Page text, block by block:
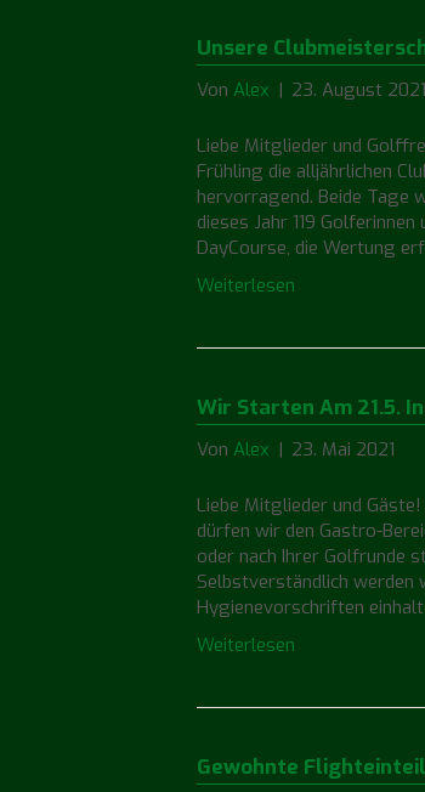
Unsere
Von Alex | 23. August 2021
Liebe Mitglieder und
Frühling die alljährlichen
hervorragend. Beide Tage
dieses Jahr 119
DayCourse, die Wertung
Weiterlesen
Wir Starten Am 21.5.
Von Alex | 23. Mai 2021
Liebe Mitglieder und
dürfen wir den Gastro-
oder nach Ihrer Golfrunde
Selbstverständlich werden
Hygienevorschriften
Weiterlesen
Gewohnte